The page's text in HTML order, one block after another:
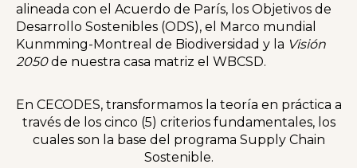
alineada con el Acuerdo de París, los Objetivos de
Desarrollo Sostenibles (ODS), el Marco mundial
Kunmming-Montreal de Biodiversidad y la Visión
2050de nuestra casa matriz el WBCSD.
En CECODES, transformamos la teoría en práctica a
través de los cinco (5) criterios fundamentales, los
cuales son la base del programa Supply Chain
Sostenible.